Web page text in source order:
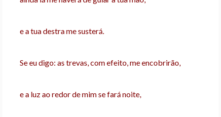
e a tua destra me susterá.
Se eu digo: as trevas, com efeito, me encobrirão,
e a luz ao redor de mim se fará noite,